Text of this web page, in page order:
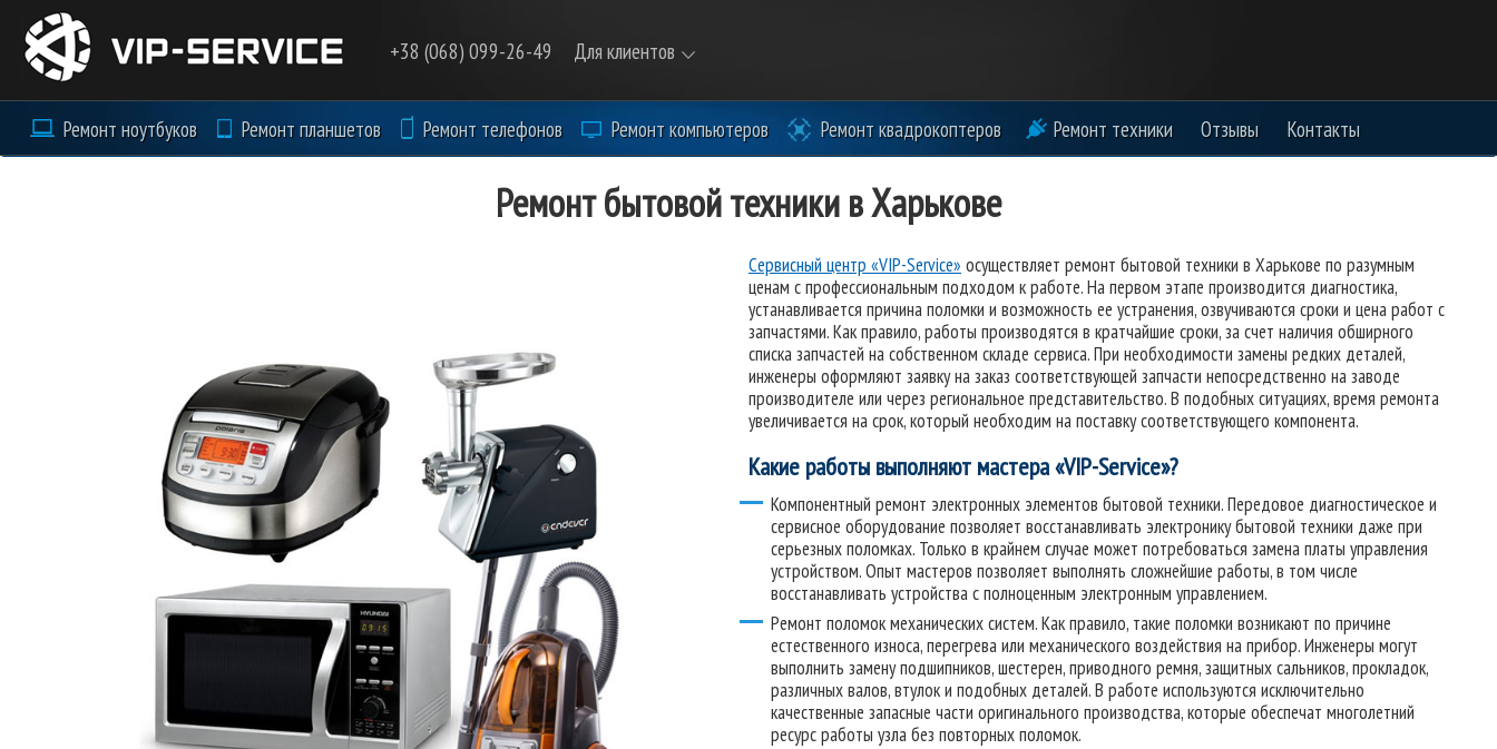
Перейти к основному содержанию
+38 (068) 099-26-49 Для клиентов
Ремонт ноутбуков Ремонт планшетов Ремонт телефонов Ремонт компьютеров Ремонт квадрокоптеров Ремонт техники Отзывы Контакты
Ремонт бытовой техники в Харькове
Сервисный центр «VIP-Service» осуществляет ремонт бытовой техники в Харькове по разумным
ценам с профессиональным подходом к работе. На первом этапе производится диагностика,
устанавливается причина поломки и возможность ее устранения, озвучиваются сроки и цена работ с
запчастями. Как правило, работы производятся в кратчайшие сроки, за счет наличия обширного
списка запчастей на собственном складе сервиса. При необходимости замены редких деталей,
инженеры оформляют заявку на заказ соответствующей запчасти непосредственно на заводе
производителе или через региональное представительство. В подобных ситуациях, время ремонта
увеличивается на срок, который необходим на поставку соответствующего компонента.
Какие работы выполняют мастера «VIP-Service»?
Компонентный ремонт электронных элементов бытовой техники. Передовое диагностическое и
сервисное оборудование позволяет восстанавливать электронику бытовой техники даже при
серьезных поломках. Только в крайнем случае может потребоваться замена платы управления
устройством. Опыт мастеров позволяет выполнять сложнейшие работы, в том числе
восстанавливать устройства с полноценным электронным управлением.
Ремонт поломок механических систем. Как правило, такие поломки возникают по причине
естественного износа, перегрева или механического воздействия на прибор. Инженеры могут
выполнить замену подшипников, шестерен, приводного ремня, защитных сальников, прокладок,
различных валов, втулок и подобных деталей. В работе используются исключительно
качественные запасные части оригинального производства, которые обеспечат многолетний
ресурс работы узла без повторных поломок.